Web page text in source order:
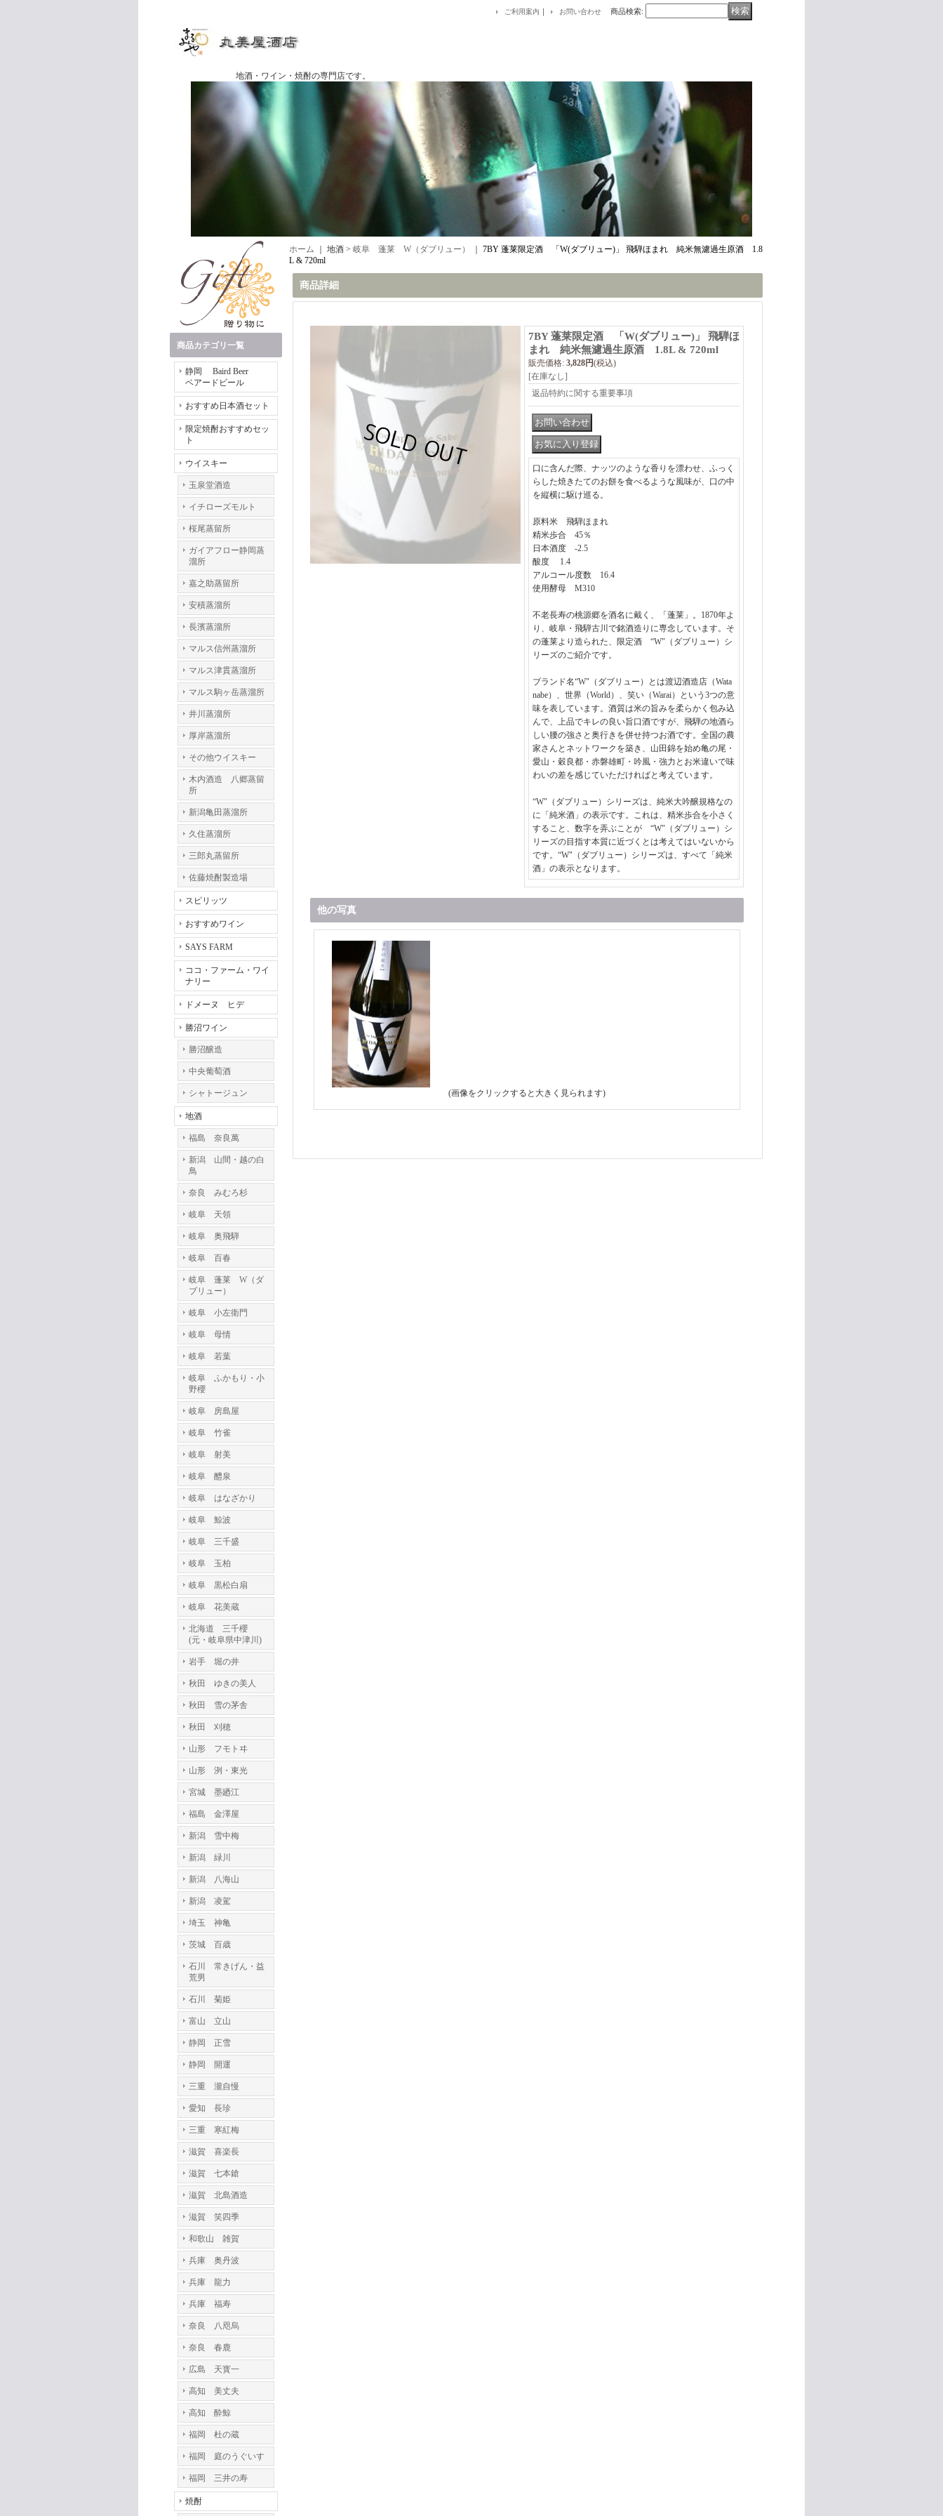
地酒・ワイン・焼酎の専門店です。
ご利用案内 ｜ お問い合わせ 商品検索:
商品カテゴリ一覧
静岡 Baird Beer
ベアードビール
おすすめ日本酒セット
限定焼酎おすすめセッ
ト
ウイスキー
玉泉堂酒造
イチローズモルト
桜尾蒸留所
ガイアフロー静岡蒸
溜所
嘉之助蒸留所
安積蒸溜所
長濱蒸溜所
マルス信州蒸溜所
マルス津貫蒸溜所
マルス駒ヶ岳蒸溜所
井川蒸溜所
厚岸蒸溜所
その他ウイスキー
木内酒造 八郷蒸留
所
新潟亀田蒸溜所
久住蒸溜所
三郎丸蒸留所
佐藤焼酎製造場
スピリッツ
おすすめワイン
SAYS FARM
ココ・ファーム・ワイ
ナリー
ドメーヌ ヒデ
勝沼ワイン
勝沼醸造
中央葡萄酒
シャトージュン
地酒
福島 奈良萬
新潟 山間・越の白
鳥
奈良 みむろ杉
岐阜 天領
岐阜 奥飛騨
岐阜 百春
岐阜 蓬莱 W（ダ
ブリュー）
岐阜 小左衛門
岐阜 母情
岐阜 若葉
岐阜 ふかもり・小
野櫻
岐阜 房島屋
岐阜 竹雀
岐阜 射美
岐阜 醴泉
岐阜 はなざかり
岐阜 鯨波
岐阜 三千盛
岐阜 玉柏
岐阜 黒松白扇
岐阜 花美蔵
北海道 三千櫻
(元・岐阜県中津川)
岩手 堀の井
秋田 ゆきの美人
秋田 雪の茅舎
秋田 刈穂
山形 フモトヰ
山形 洌・東光
宮城 墨廼江
福島 金澤屋
新潟 雪中梅
新潟 緑川
新潟 八海山
新潟 凌駕
埼玉 神亀
茨城 百歳
石川 常きげん・益
荒男
石川 菊姫
富山 立山
静岡 正雪
静岡 開運
三重 瀧自慢
愛知 長珍
三重 寒紅梅
滋賀 喜楽長
滋賀 七本鎗
滋賀 北島酒造
滋賀 笑四季
和歌山 雑賀
兵庫 奥丹波
兵庫 龍力
兵庫 福寿
奈良 八咫烏
奈良 春鹿
広島 天寳一
高知 美丈夫
高知 酔鯨
福岡 杜の蔵
福岡 庭のうぐいす
福岡 三井の寿
焼酎
ホーム ｜ 地酒 > 岐阜 蓬莱 W（ダブリュー）
7BY 蓬莱限定酒 「W(ダブリュー)」 飛騨ほまれ 純米無濾過生原酒 1.8
L & 720ml
商品詳細
7BY 蓬莱限定酒 「W(ダブリュー)」 飛騨ほ
まれ 純米無濾過生原酒 1.8L & 720ml
販売価格: 3,828円(税込)
[在庫なし]
返品特約に関する重要事項
口に含んだ際、ナッツのような香りを漂わせ、ふっく
らした焼きたてのお餅を食べるような風味が、口の中
を縦横に駆け巡る。
原料米 飛騨ほまれ
精米歩合 45％
日本酒度 -2.5
酸度 1.4
アルコール度数 16.4
使用酵母 M310
不老長寿の桃源郷を酒名に戴く、「蓬莱」。1870年よ
り、岐阜・飛騨古川で銘酒造りに専念しています。そ
の蓬莱より造られた、限定酒 “W"（ダブリュー）シ
リーズのご紹介です。
ブランド名“W"（ダブリュー）とは渡辺酒造店（Wata
nabe）、世界（World）、笑い（Warai）という3つの意
味を表しています。酒質は米の旨みを柔らかく包み込
んで、上品でキレの良い旨口酒ですが、飛騨の地酒ら
しい腰の強さと奥行きを併せ持つお酒です。全国の農
家さんとネットワークを築き、山田錦を始め亀の尾・
愛山・穀良都・赤磐雄町・吟風・強力とお米違いで味
わいの差を感じていただければと考えています。
“W"（ダブリュー）シリーズは、純米大吟醸規格なの
に「純米酒」の表示です。これは、精米歩合を小さく
すること、数字を弄ぶことが “W"（ダブリュー）シ
リーズの目指す本質に近づくとは考えてはいないから
です。“W"（ダブリュー）シリーズは、すべて「純米
酒」の表示となります。
他の写真
(画像をクリックすると大きく見られます)